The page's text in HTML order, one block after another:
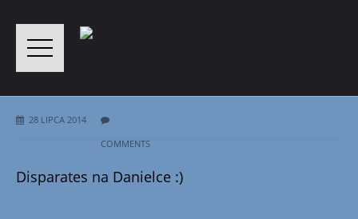
28 LIPCA 2014
COMMENTS
Disparates na Danielce :)